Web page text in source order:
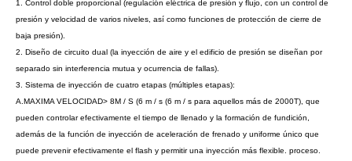
1. Control doble proporcional (regulación eléctrica de presión y flujo, con un control de
presión y velocidad de varios niveles, así como funciones de protección de cierre de
baja presión).
2. Diseño de circuito dual (la inyección de aire y el edificio de presión se diseñan por
separado sin interferencia mutua y ocurrencia de fallas).
3. Sistema de inyección de cuatro etapas (múltiples etapas):
A.MAXIMA VELOCIDAD> 8M / S (6 m / s (6 m / s para aquellos más de 2000T), que
pueden controlar efectivamente el tiempo de llenado y la formación de fundición,
además de la función de inyección de aceleración de frenado y uniforme único que
puede prevenir efectivamente el flash y permitir una inyección más flexible. proceso.